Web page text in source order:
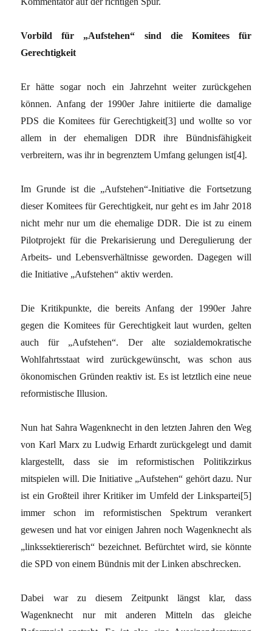
Vorbild für „Aufstehen“ sind die Komitees für
Gerechtigkeit
Er hätte sogar noch ein Jahrzehnt weiter zurückgehen
können. Anfang der 1990er Jahre initiierte die damalige
PDS die Komitees für Gerechtigkeit[3] und wollte so vor
allem in der ehemaligen DDR ihre Bündnisfähigkeit
verbreitern, was ihr in begrenztem Umfang gelungen ist[4].
Im Grunde ist die „Aufstehen“-Initiative die Fortsetzung
dieser Komitees für Gerechtigkeit, nur geht es im Jahr 2018
nicht mehr nur um die ehemalige DDR. Die ist zu einem
Pilotprojekt für die Prekarisierung und Deregulierung der
Arbeits- und Lebensverhältnisse geworden. Dagegen will
die Initiative „Aufstehen“ aktiv werden.
Die Kritikpunkte, die bereits Anfang der 1990er Jahre
gegen die Komitees für Gerechtigkeit laut wurden, gelten
auch für „Aufstehen“. Der alte sozialdemokratische
Wohlfahrtsstaat wird zurückgewünscht, was schon aus
ökonomischen Gründen reaktiv ist. Es ist letztlich eine neue
reformistische Illusion.
Nun hat Sahra Wagenknecht in den letzten Jahren den Weg
von Karl Marx zu Ludwig Erhardt zurückgelegt und damit
klargestellt, dass sie im reformistischen Politikzirkus
mitspielen will. Die Initiative „Aufstehen“ gehört dazu. Nur
ist ein Großteil ihrer Kritiker im Umfeld der Linkspartei[5]
immer schon im reformistischen Spektrum verankert
gewesen und hat vor einigen Jahren noch Wagenknecht als
„linkssektiererisch“ bezeichnet. Befürchtet wird, sie könnte
die SPD von einem Bündnis mit der Linken abschrecken.
Dabei war zu diesem Zeitpunkt längst klar, dass
Wagenknecht nur mit anderen Mitteln das gleiche